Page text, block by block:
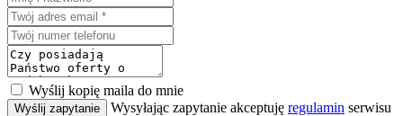
Wyślij kopię maila do mnie
Wyślij zapytanie Wysyłając zapytanie akceptuję regulamin serwisu